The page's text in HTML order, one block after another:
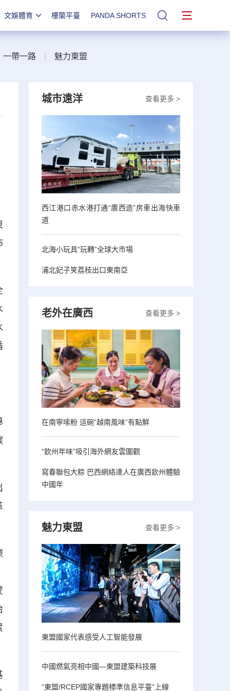
文娛體育 樓蘭平臺 PANDA SHORTS 站內搜索
一帶一路 魅力東盟
查看更多 >
城市遠洋
西江港口赤水港打通“廣西造”房車出海快車
道
北海小玩具“玩轉”全球大市場
浦北妃子笑荔枝出口東南亞
查看更多 >
老外在廣西
在南寧嗦粉 這碗“越南風味”有點鮮
“欽州年味”吸引海外網友雲圍觀
寫春聯包大粽 巴西網絡達人在廣西欽州體驗
中國年
查看更多 >
魅力東盟
東盟國家代表感受人工智能發展
中國燃氣亮相中國—東盟建築科技展
“東盟/RCEP國家專題標準信息平臺”上線